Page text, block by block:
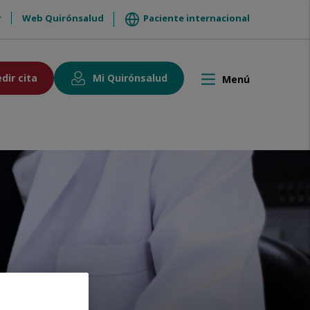
Web Quirónsalud Paciente internacional
cita Mi Quirónsalud
Toggle
Menú